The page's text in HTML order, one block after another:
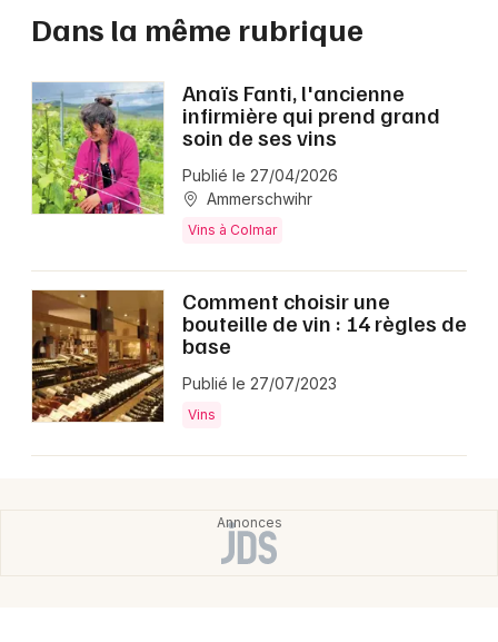
Dans la même rubrique
Anaïs Fanti, l'ancienne
infirmière qui prend grand
soin de ses vins
Publié le 27/04/2026
Ammerschwihr
Vins à Colmar
Comment choisir une
bouteille de vin : 14 règles de
base
Publié le 27/07/2023
Vins